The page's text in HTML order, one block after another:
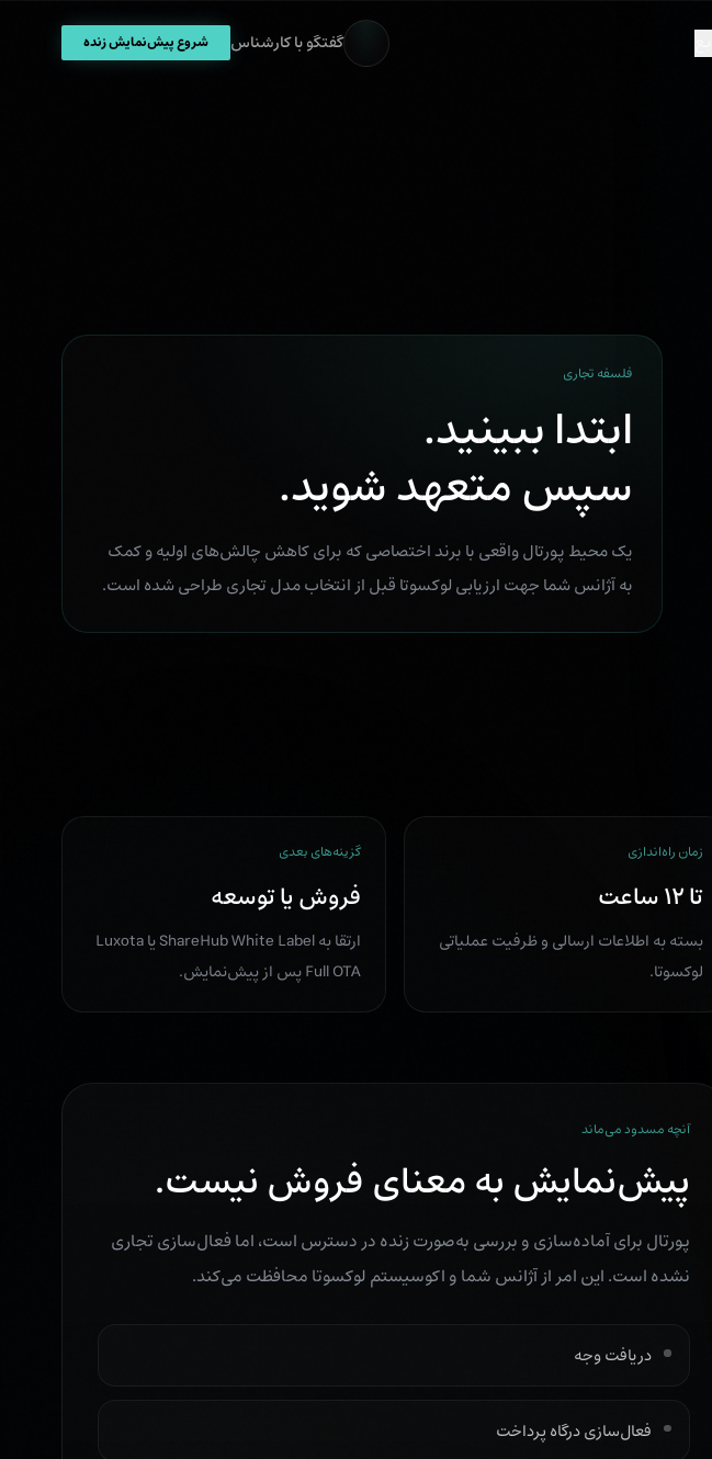
گفتگو با کارشناس شروع پیش‌نمایش زنده
فلسفه تجاری
ابتدا ببینید.
سپس متعهد شوید.
یک محیط پورتال واقعی با برند اختصاصی که برای کاهش چالش‌های اولیه و کمک
به آژانس شما جهت ارزیابی لوکسوتا قبل از انتخاب مدل تجاری طراحی شده است.
زمان راه‌اندازی
تا ۱۲ ساعت
بسته به اطلاعات ارسالی و ظرفیت عملیاتی
لوکسوتا.
گزینه‌های بعدی
فروش یا توسعه
ارتقا به ShareHub White Label یا Luxota
Full OTA پس از پیش‌نمایش.
آنچه مسدود می‌ماند
پیش‌نمایش به معنای فروش نیست.
پورتال برای آماده‌سازی و بررسی به‌صورت زنده در دسترس است، اما فعال‌سازی تجاری
نشده است. این امر از آژانس شما و اکوسیستم لوکسوتا محافظت می‌کند.
دریافت وجه
فعال‌سازی درگاه پرداخت